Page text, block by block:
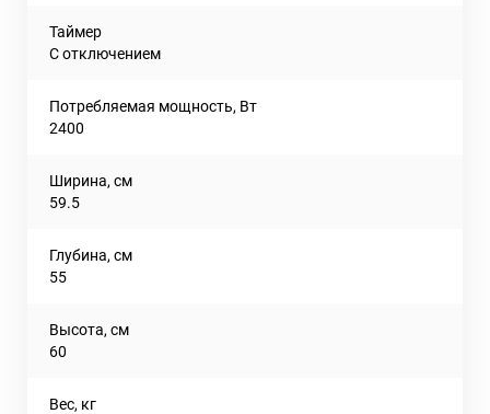
Таймер
С отключением
Потребляемая мощность, Вт
2400
Ширина, см
59.5
Глубина, см
55
Высота, см
60
Вес, кг